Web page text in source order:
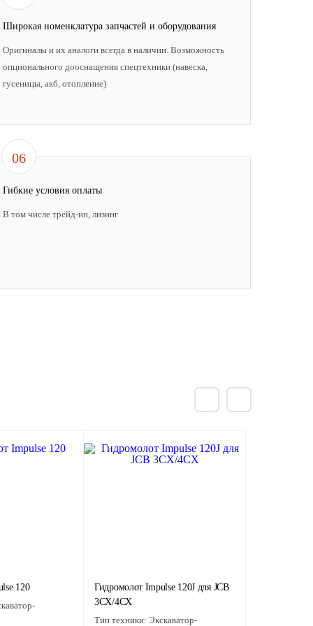
Широкая номенклатура запчастей и оборудования
Оригиналы и их аналоги всегда в наличии. Возможность
опционального дооснащения спецтехники (навеска,
гусеницы, акб, отопление)
06
Гибкие условия оплаты
В том числе трейд-ин, лизинг
120
Гидромолот Impulse 120J для JCB
3CX/4CX
Тип техники: Экскаватор-